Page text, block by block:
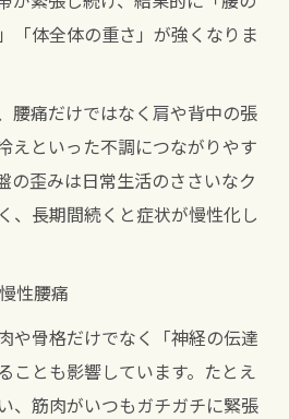
「体全体の重さ」が強くなりま
腰痛だけではなく肩や背中の張
えといった不調につながりやす
の歪みは日常生活のささいなク
、長期間続くと症状が慢性化し
性腰痛
や骨格だけでなく「神経の伝達
ことも影響しています。たとえ
、筋肉がいつもガチガチに緊張